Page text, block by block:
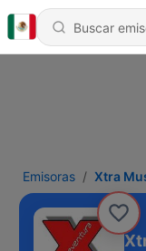
Emisoras Xtra